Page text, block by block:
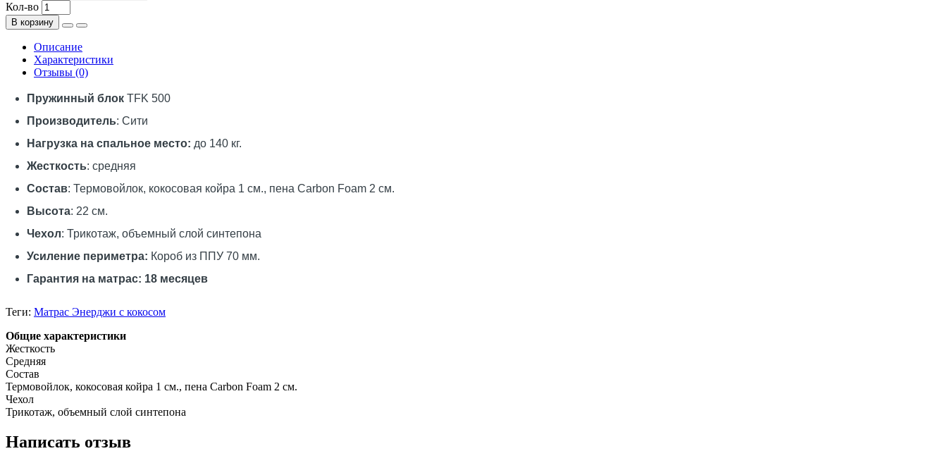
Кол-во
В корзину
Описание
Характеристики
Отзывы (0)
Пружинный блок TFK 500
Производитель: Сити
Нагрузка на спальное место: до 140 кг.
Жесткость: средняя
Состав: Термовойлок, кокосовая койра 1 см., пена Carbon Foam 2 см.
Высота: 22 см.
Чехол: Трикотаж, объемный слой синтепона
Усиление периметра: Короб из ППУ 70 мм.
Гарантия на матрас: 18 месяцев
Теги: Матрас Энерджи с кокосом
Общие характеристики
Жесткость
Средняя
Состав
Термовойлок, кокосовая койра 1 см., пена Carbon Foam 2 см.
Чехол
Трикотаж, объемный слой синтепона
Написать отзыв